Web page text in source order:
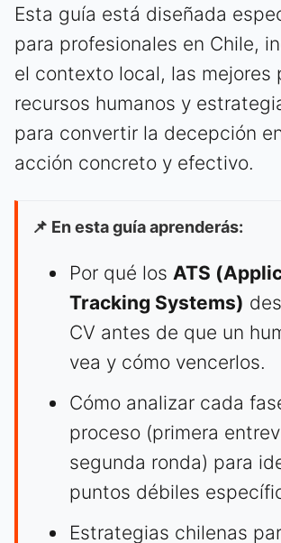
Esta guía está diseñada
para profesionales en Chile,
el contexto local, las mejores
recursos humanos y
para convertir la decepción
acción concreto y efectivo.
📌 En esta guía aprenderás:
Por qué los ATS
Tracking Systems)
CV antes de que un
vea y cómo vencerlos.
Cómo analizar cada
proceso (primera
segunda ronda) para
puntos débiles
Estrategias chilenas